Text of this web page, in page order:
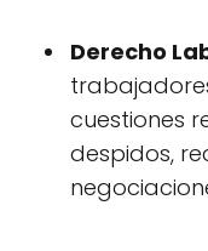
Derecho
cuestiones
despidos,